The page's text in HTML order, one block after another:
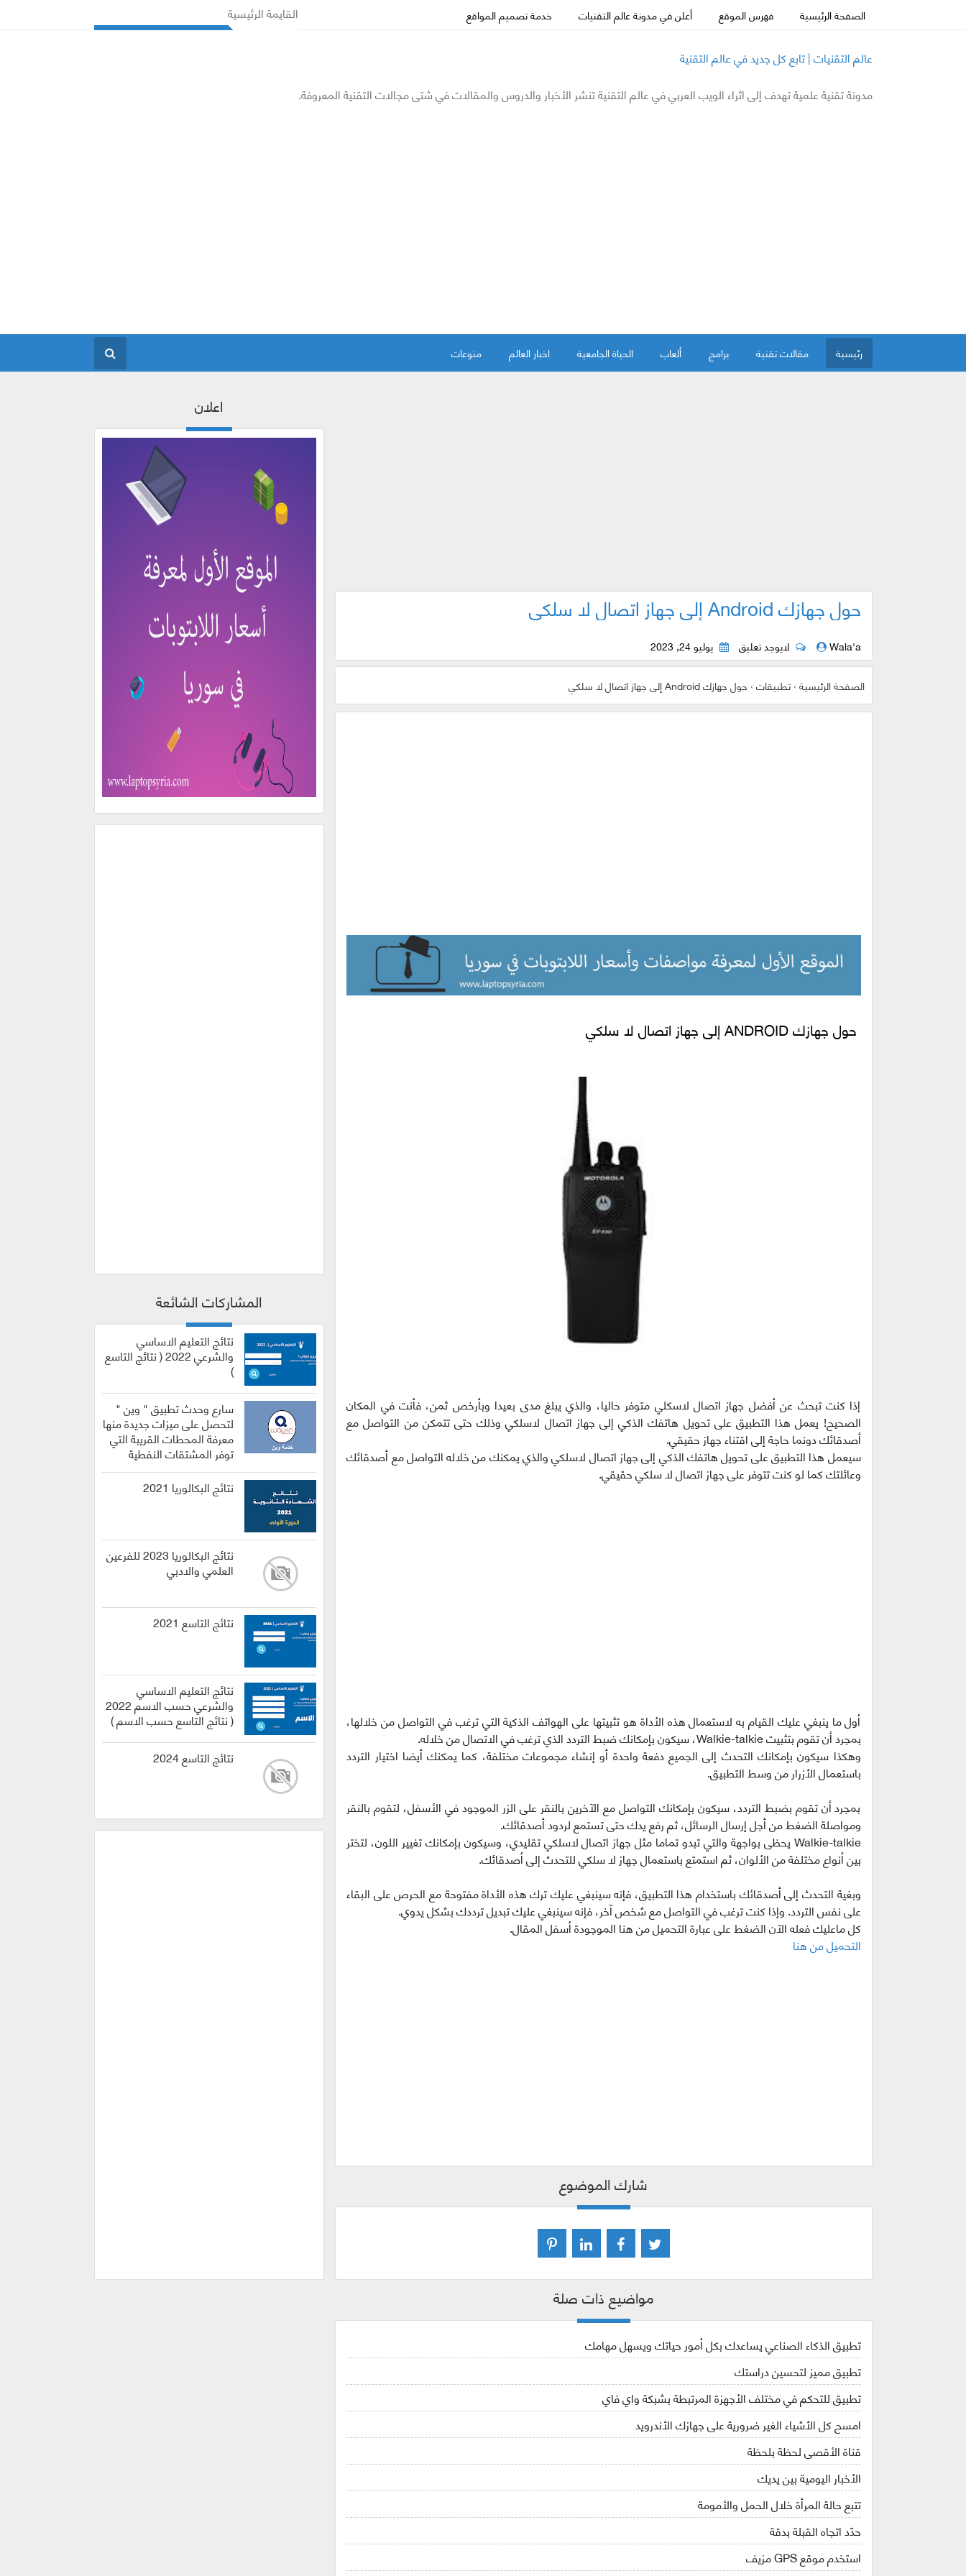
الصفحة الرئيسية فهرس الموقع أعلن في مدونة عالم التقنيات خدمة تصميم المواقع
القايمة الرئيسية
عالم التقنيات | تابع كل جديد في عالم التقنية
مدونة تقنية علمية تهدف إلى اثراء الويب العربي في عالم التقنية تنشر الأخبار والدروس والمقالات في شتى مجالات التقنية المعروفة.
رئيسية مقالات تقنية برامج ألعاب الحياة الجامعية اخبار العالم منوعات
حول جهازك Android إلى جهاز اتصال لا سلكي
Wala'a لايوجد تعليق يوليو 24, 2023
الصفحة الرئيسية›تطبيقات›حول جهازك Android إلى جهاز اتصال لا سلكي
حول جهازك ANDROID إلى جهاز اتصال لا سلكي
إذا كنت تبحث عن أفضل جهاز اتصال لاسكلي متوفر حاليا، والذي يبلغ مدى بعيدا وبأرخص ثمن، فأنت في المكان
الصحيح! يعمل هذا التطبيق على تحويل هاتفك الذكي إلى جهاز اتصال لاسلكي وذلك حتى تتمكن من التواصل مع
أصدقائك دونما حاجة إلى اقتناء جهاز حقيقي.
سيعمل هذا التطبيق على تحويل هاتفك الذكي إلى جهاز اتصال لاسلكي والذي يمكنك من خلاله التواصل مع أصدقائك
وعائلتك كما لو كنت تتوفر على جهاز اتصال لا سلكي حقيقي.
أول ما ينبغي عليك القيام به لاستعمال هذه الأداة هو تثبيتها على الهواتف الذكية التي ترغب في التواصل من خلالها،
بمجرد أن تقوم بتثبيت Walkie-talkie، سيكون بإمكانك ضبط التردد الذي ترغب في الاتصال من خلاله.
وهكذا سيكون بإمكانك التحدث إلى الجميع دفعة واحدة أو إنشاء مجموعات مختلفة، كما يمكنك أيضا اختيار التردد
باستعمال الأزرار من وسط التطبيق.
بمجرد أن تقوم بضبط التردد، سيكون بإمكانك التواصل مع الآخرين بالنقر على الزر الموجود في الأسفل، لتقوم بالنقر
ومواصلة الضغط من أجل إرسال الرسائل، ثم رفع يدك حتى تستمع لردود أصدقائك.
Walkie-talkie يحظى بواجهة والتي تبدو تماما مثل جهاز اتصال لاسلكي تقليدي، وسيكون بإمكانك تغيير اللون، لتختر
بين أنواع مختلفة من الألوان، ثم استمتع باستعمال جهاز لا سلكي للتحدث إلى أصدقائك.
وبغية التحدث إلى أصدقائك باستخدام هذا التطبيق، فإنه سينبغي عليك ترك هذه الأداة مفتوحة مع الحرص على البقاء
على نفس التردد. وإذا كنت ترغب في التواصل مع شخص آخر، فإنه سينبغي عليك تبديل ترددك بشكل يدوي.
كل ماعليك فعله الآن الضغط على عبارة التحميل من هنا الموجودة أسفل المقال.
التحميل من هنا
شارك الموضوع
مواضيع ذات صلة
تطبيق الذكاء الصناعي يساعدك بكل أمور حياتك ويسهل مهامك
تطبيق مميز لتحسين دراستك
تطبيق للتحكم في مختلف الأجهزة المرتبطة بشبكة واي فاي
امسح كل الأشياء الغير ضرورية على جهازك الأندرويد
قناة الأقصى لحظة بلحظة
الأخبار اليومية بين يديك
تتبع حالة المرأة خلال الحمل والأمومة
حدّد اتجاه القبلة بدقة
استخدم موقع GPS مزيف
اعلان
المشاركات الشائعة
نتائج التعليم الاساسي
والشرعي 2022 ( نتائج التاسع
)
سارع وحدث تطبيق " وين "
لتحصل على ميزات جديدة منها
معرفة المحطات القريبة التي
توفر المشتقات النفطية
نتائج البكالوريا 2021
نتائج البكالوريا 2023 للفرعين
العلمي والادبي
نتائج التاسع 2021
نتائج التعليم الاساسي
والشرعي حسب الاسم 2022
( نتائج التاسع حسب الاسم )
نتائج التاسع 2024